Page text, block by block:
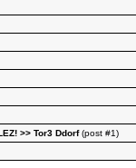
>> Tor3 Ddorf(post #1)